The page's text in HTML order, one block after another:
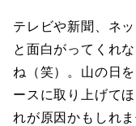
テレビや新聞、ネ
と面白がってくれ
ね（笑）。山の日
ースに取り上げて
れが原因かもしれま